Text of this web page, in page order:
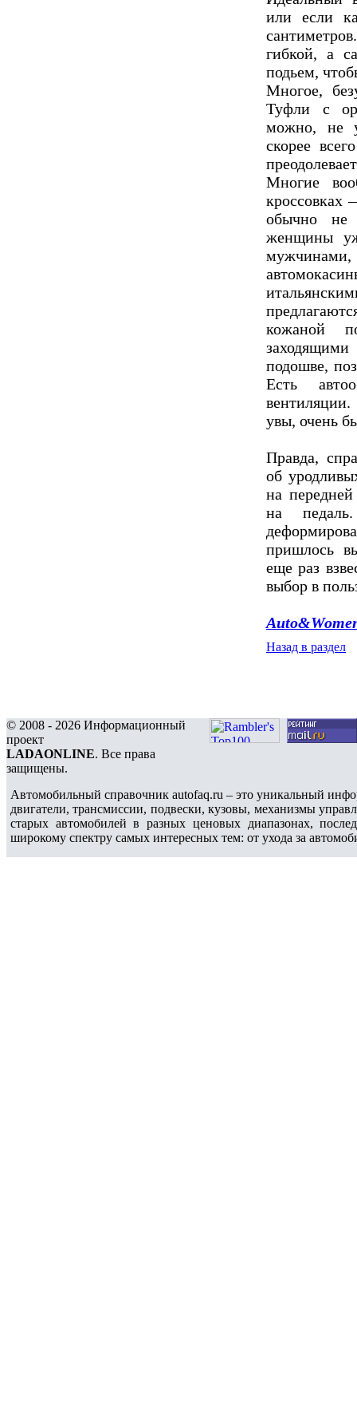
или если
гибкой, а
подьем,
Многое,
Туфли с
можно, не
скорее
Многие
кроссовках
обычно не
женщины
кожаной
подошве,
Есть
увы, очень
Правда,
об
на
на
пришлось
еще раз
выбор в
Назад в раздел
© 2008 - 2026 Информационный
проект
LADAONLINE. Все права
защищены.
Автомобильный справочник autofaq.ru – это уникальный
двигатели, трансмиссии, подвески, кузовы, механизмы
старых автомобилей в разных ценовых диапазонах,
широкому спектру самых интересных тем: от ухода за